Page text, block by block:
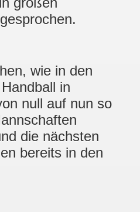
wie in den
in
null auf nun so
die nächsten
bereits in den